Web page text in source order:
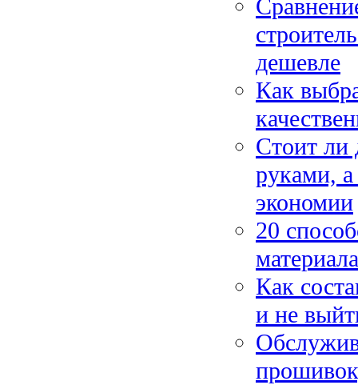
дешевле
Как
Стоит ли
руками, а
экономии
20
Как
и не